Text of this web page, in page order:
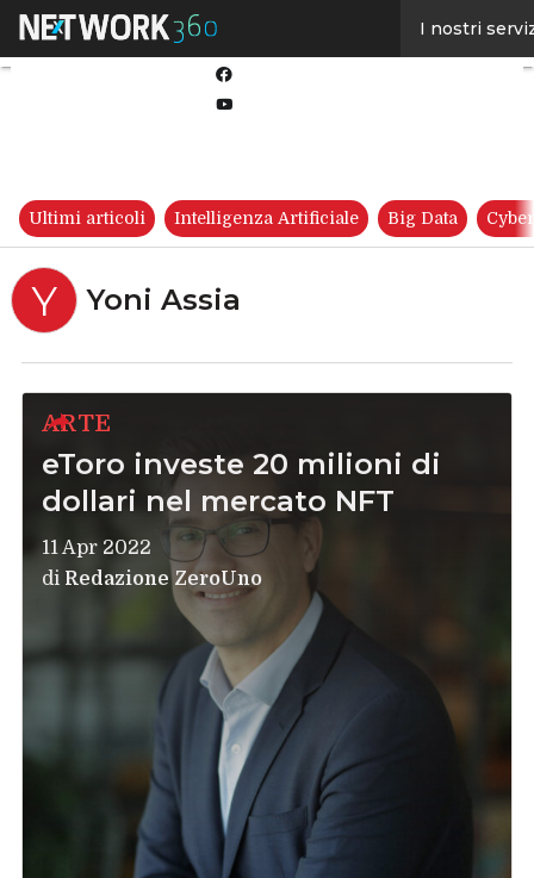
I nostri
Ultimi articoli Intelligenza Artificiale Big Data
Y Yoni Assia
ARTE
eToro investe 20 milioni di
dollari nel mercato NFT
11 Apr 2022
di Redazione ZeroUno